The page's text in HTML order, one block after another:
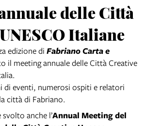
delle Città
Italiane
edizione di Fabriano Carta e
il meeting annuale delle Città Creative
di eventi, numerosi ospiti e relatori
città di Fabriano.
anche l’Annual Meeting del